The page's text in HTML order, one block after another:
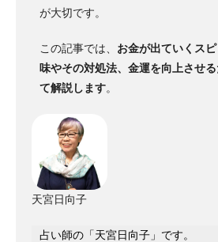
が大切です。
この記事では、 お金が出ていくス
味やその対処法、金運を向上させ
て解説します。
天宮日向子
占い師の「天宮日向子」です。